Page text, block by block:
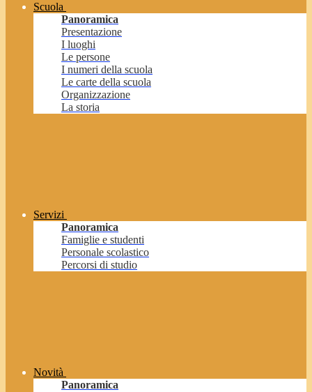
Scuola
Panoramica
Presentazione
I luoghi
Le persone
I numeri della scuola
Le carte della scuola
Organizzazione
La storia
Servizi
Panoramica
Famiglie e studenti
Personale scolastico
Percorsi di studio
Novità
Panoramica